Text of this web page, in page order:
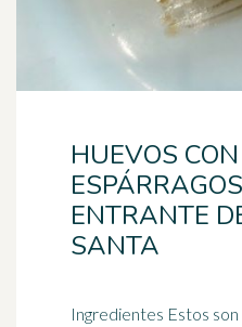
HUEVOS CON
ENTRANTE
SANTA
Ingredientes Estos